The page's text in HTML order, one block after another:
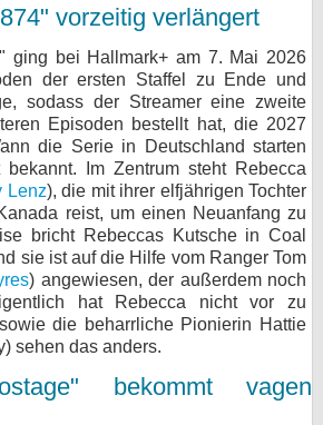
vorzeitig verlängert
ging bei Hallmark+ am 7. Mai 2026
der ersten Staffel zu Ende und
sodass der Streamer eine zweite
Episoden bestellt hat, die 2027
die Serie in Deutschland starten
Im Zentrum steht Rebecca
Lenz), die mit ihrer elfjährigen Tochter
reist, um einen Neuanfang zu
bricht Rebeccas Kutsche in Coal
sie ist auf die Hilfe vom Ranger Tom
) angewiesen, der außerdem noch
hat Rebecca nicht vor zu
die beharrliche Pionierin Hattie
sehen das anders.
bekommt vagen